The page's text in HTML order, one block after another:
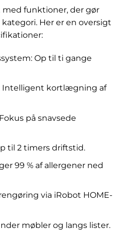
med funktioner, der gør
Her er en oversigt
Op til ti gange
Intelligent kortlægning af
på snavsede
til 2 timers driftstid.
99 % af allergener ned
via iRobot HOME-
møbler og langs lister.